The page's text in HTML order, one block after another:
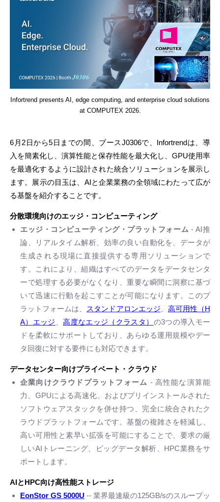
Infortrend presents AI, edge computing, and enterprise cloud solutions
at COMPUTEX 2026.
6月2日から5日までの間、ブースJ0306で、Infortrendは、導
入を簡素化し、演算性能と保存性能を最大化し、GPU使用率
を最適化するように設計された統合ソリューションを展示し
ます。展示の目玉は、AIと企業業務の全領域にわたって広が
る基盤を紹介することです。
分散環境向けのエッジ・コンピューティング
エッジ・コンピューティング・プラットフォーム - AI推
論、リアルタイム解析、効率の良い自動化を、データが
生成される現場に直接提供する専用ソリューションで
す。これにより、組織はすべてのデータをデータセンタ
ーで処理する必要がなくなり、重要な瞬間に洞察に基づ
いて迅速に行動を起こすことが可能になります。このプ
ラットフォームは、 スタンドアロンエッジ
高可用性（H
A）エッジ
、高度なエッジ（クラスタ） の3つの導入モー
ドを柔軟にサポートしており、あらゆる運用規模やデー
タ回復に対する要件にも対応できます。
データセンター向けプライベート・クラウド
企業向けクラウドプラットフォーム - 高性能な演算能
力、GPUによる高速化、およびプリインストールされた
ソフトウェアスタックを併せ持つ、完全に統合されたク
ラウドプラットフォームです。基盤の複雑さを軽減し、
高い可用性と素早い拡張を可能にすることで、要求の厳
しいAIトレーニング、ビッグデータ解析、HPC業務をサ
ポートします。
AIとHPC向け高性能ストレージ
EonStor GS 5000U -- 業界最速級の125GB/sのスループッ